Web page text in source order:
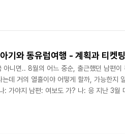
었다. 그래서 이번 여행에서는 특별히 숙소
면 아기와 함께 있기 너무 힘들 것 같았다.
기와 동유럽여행 - 계획과 티켓팅
아니면.. 8월의 어느 중순, 출근했던 남편
는데 거의 열흘이야 어떻게 할까, 가능한지
: 가야지 남편: 여보도 가? 나: 응 지난 3월
서 가야 했다. 남편이 퇴근 후 다시 상의하